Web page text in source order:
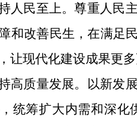
民至上。尊重人民主
和改善民生，在满足
让现代化建设成果更多
质量发展。以新发展
统筹扩大内需和深